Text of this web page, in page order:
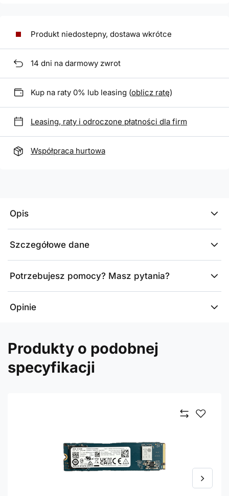
Produkt niedostepny, dostawa wkrótce
14 dni na darmowy zwrot
Kup na raty 0% lub leasing (oblicz ratę)
Leasing, raty i odroczone płatności dla firm
Współpraca hurtowa
Opis
Szczegółowe dane
Potrzebujesz pomocy? Masz pytania?
Opinie
Produkty o podobnej
specyfikacji